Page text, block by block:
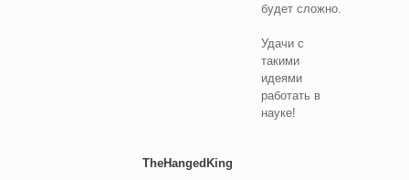
будет сложно.
Удачи с
такими
идеями
работать в
науке!
TheHangedKing